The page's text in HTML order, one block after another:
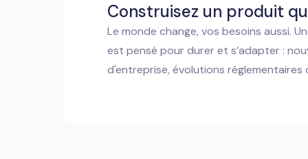
Construisez un produit
Le monde change, vos besoins aussi.
est pensé pour durer et s’adapter :
d'entreprise, évolutions réglementaires